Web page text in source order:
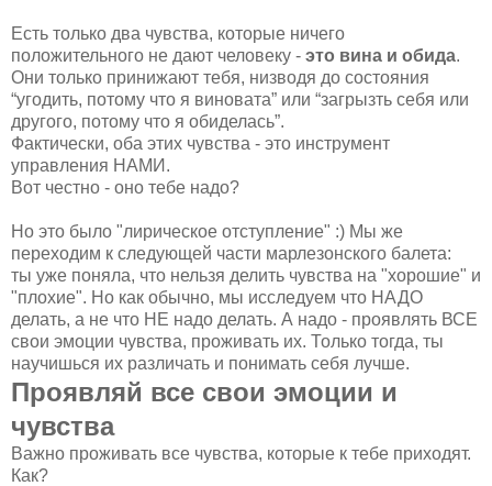
Есть только два чувства, которые ничего
положительного не дают человеку - это вина и обида.
Они только принижают тебя, низводя до состояния
“угодить, потому что я виновата” или “загрызть себя или
другого, потому что я обиделась”.
Фактически, оба этих чувства - это инструмент
управления НАМИ.
Вот честно - оно тебе надо?
Но это было "лирическое отступление" :) Мы же
переходим к следующей части марлезонского балета:
ты уже поняла, что нельзя делить чувства на "хорошие" и
"плохие". Но как обычно, мы исследуем что НАДО
делать, а не что НЕ надо делать. А надо - проявлять ВСЕ
свои эмоции чувства, проживать их. Только тогда, ты
научишься их различать и понимать себя лучше.
Проявляй все свои эмоции и
чувства
Важно проживать все чувства, которые к тебе приходят.
Как?